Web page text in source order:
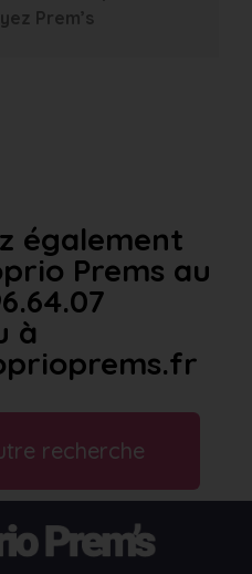
Prem’s
également
Prems au
à
recherche